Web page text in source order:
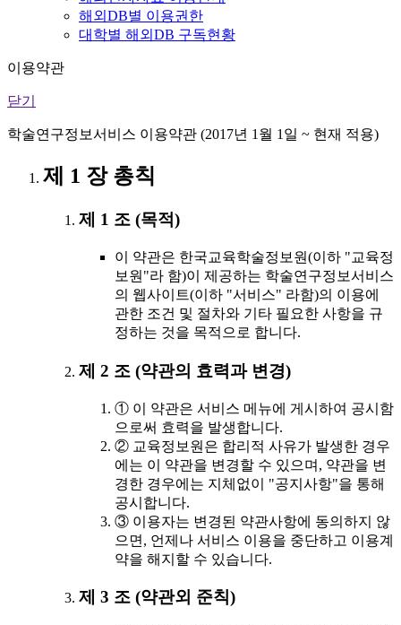
해외DB별 이용권한
대학별 해외DB 구독현황
이용약관
닫기
학술연구정보서비스 이용약관 (2017년 1월 1일 ~ 현재 적용)
제 1 장 총칙
제 1 조 (목적)
이 약관은 한국교육학술정보원(이하 "교육정
보원"라 함)이 제공하는 학술연구정보서비스
의 웹사이트(이하 "서비스" 라함)의 이용에
관한 조건 및 절차와 기타 필요한 사항을 규
정하는 것을 목적으로 합니다.
제 2 조 (약관의 효력과 변경)
① 이 약관은 서비스 메뉴에 게시하여 공시함
으로써 효력을 발생합니다.
② 교육정보원은 합리적 사유가 발생한 경우
에는 이 약관을 변경할 수 있으며, 약관을 변
경한 경우에는 지체없이 "공지사항"을 통해
공시합니다.
③ 이용자는 변경된 약관사항에 동의하지 않
으면, 언제나 서비스 이용을 중단하고 이용계
약을 해지할 수 있습니다.
제 3 조 (약관외 준칙)